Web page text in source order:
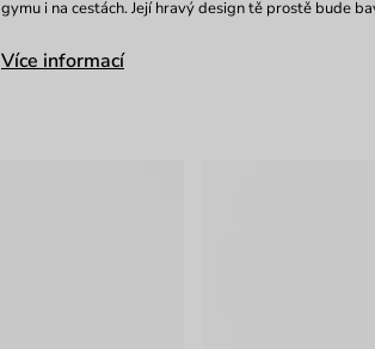
gymu i na cestách. Její hravý design tě prostě bude
Více informací